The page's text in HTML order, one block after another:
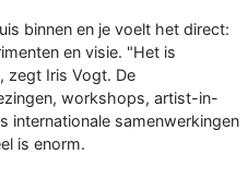
binnen en je voelt het direct:
en visie. "Het is
zegt Iris Vogt. De
workshops, artist-in-
internationale samenwerkingen
is enorm.